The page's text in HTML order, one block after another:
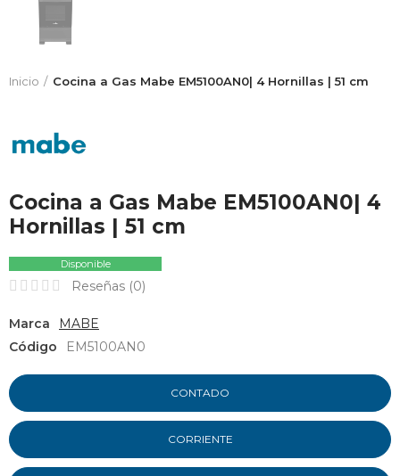
Inicio Cocina a Gas Mabe EM5100AN0| 4 Hornillas | 51 cm
Cocina a Gas Mabe EM5100AN0| 4
Hornillas | 51 cm
Disponible
Reseñas (0)
Marca
MABE
Código
EM5100AN0
CONTADO
CORRIENTE